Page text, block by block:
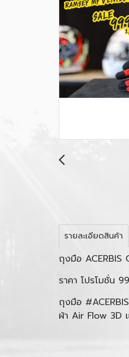
รายละเอียดสินค้า
ถุงมือ ACERBIS
ราคา โปรโมชั่น
ถุงมือ
ผ้า Air Flow 3D